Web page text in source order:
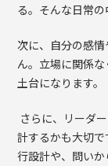
る。そんな日常の
次に、自分の感
ん。立場に関係
土台になります。
さらに、リーダ
計するかも大切
行設計や、問い